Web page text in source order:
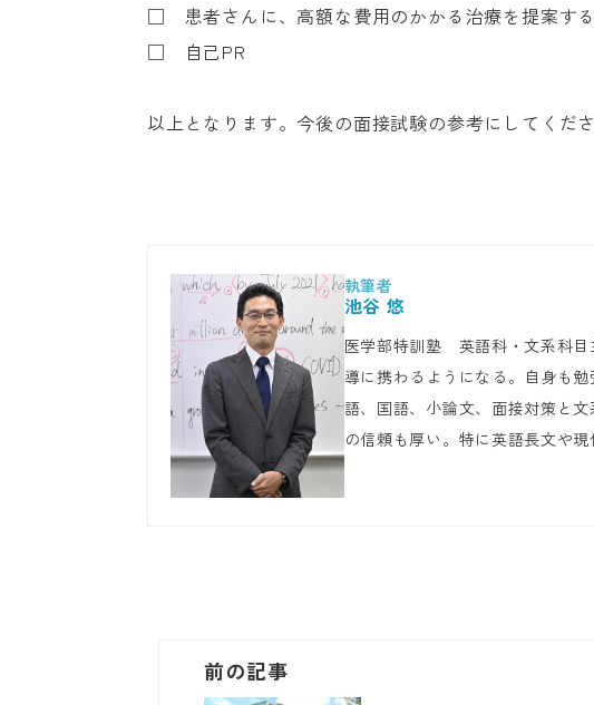
□ 患者さんに、高額な費用のかかる治療を提案する
□ 自己PR
以上となります。今後の面接試験の参考にしてくださ
池谷 悠
医学部特訓塾　英語科・文系科
導に携わるようになる。自身も
語、国語、小論文、面接対策と
の信頼も厚い。特に英語長文や
前の記事